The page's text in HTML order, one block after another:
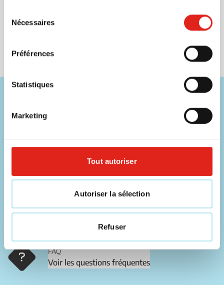
Nécessaires
Préférences
Statistiques
Marketing
Tout autoriser
Autoriser la sélection
Refuser
011
Nos commerciaux sont disponibles sur les coordonnées ci-
Téléphone
056 31 39 91
Chat
Contacter un collaborateur
info@eurogifts.be
FAQ
Voir les questions fréquentes